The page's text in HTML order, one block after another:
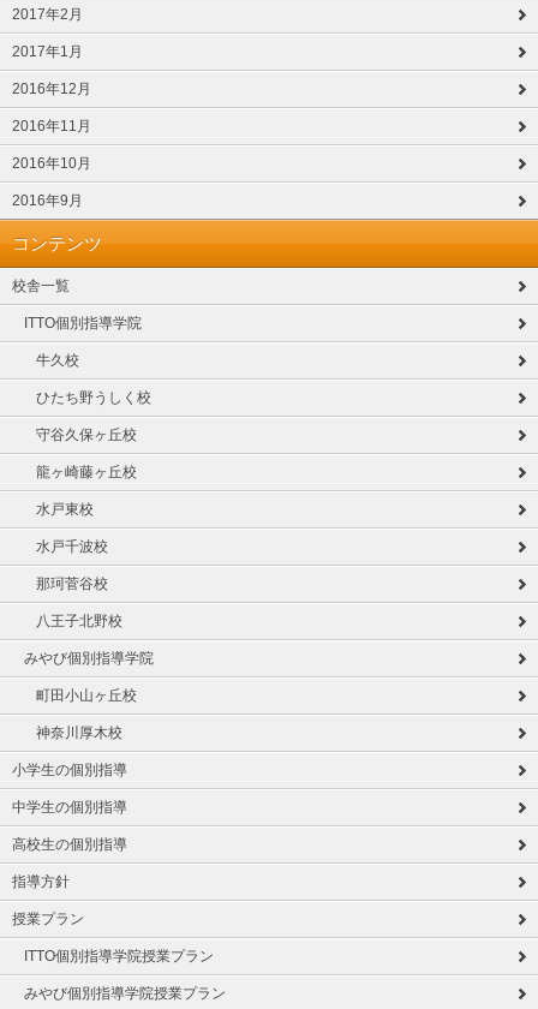
2017年2月
2017年1月
2016年12月
2016年11月
2016年10月
2016年9月
コンテンツ
校舎一覧
ITTO個別指導学院
牛久校
ひたち野うしく校
守谷久保ヶ丘校
龍ヶ崎藤ヶ丘校
水戸東校
水戸千波校
那珂菅谷校
八王子北野校
みやび個別指導学院
町田小山ヶ丘校
神奈川厚木校
小学生の個別指導
中学生の個別指導
高校生の個別指導
指導方針
授業プラン
ITTO個別指導学院授業プラン
みやび個別指導学院授業プラン